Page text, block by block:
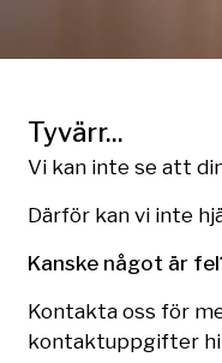
Tyvärr...
Vi kan inte se att
Därför kan vi inte
Kanske något är
Kontakta oss för
kontaktuppgifter